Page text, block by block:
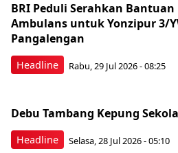
Headline
BRI Peduli Serahkan
Ambulans untuk Yonzipur 3/
Pangalengan
Rabu, 29 Jul 2026 - 08:25
Headline
Debu Tambang Kepung
Selasa, 28 Jul 2026 - 05:10